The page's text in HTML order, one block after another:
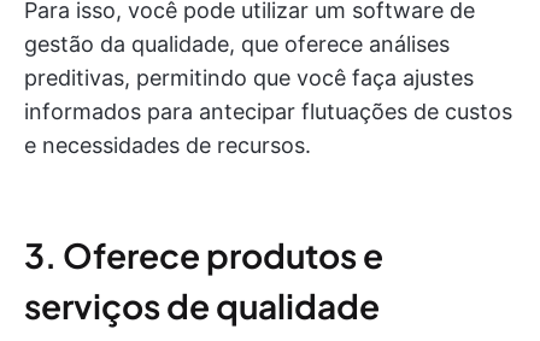
Para isso, você pode utilizar um software de
gestão da qualidade, que oferece análises
preditivas, permitindo que você faça ajustes
informados para antecipar flutuações de custos
e necessidades de recursos.
3. Oferece produtos e
serviços de qualidade